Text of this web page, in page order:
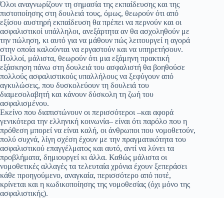
Όλοι αναγνωρίζουν τη σημασία της εκπαίδευσης και της
πιστοποίησης στη δουλειά τους, όμως, θεωρούν ότι από
εξίσου αυστηρή εκπαίδευση θα πρέπει να περνούν και οι
ασφαλιστικοί υπάλληλοι, ανεξάρτητα αν θα ασχοληθούν με
την πώληση, κι αυτό για να μάθουν πώς λειτουργεί η αγορά
στην οποία καλούνται να εργαστούν και να υπηρετήσουν.
Πολλοί, μάλιστα, θεωρούν ότι μια εξάμηνη πρακτική
εξάσκηση πάνω στη δουλειά του ασφαλιστή θα βοηθούσε
πολλούς ασφαλιστικούς υπαλλήλους να ξεφύγουν από
αγκυλώσεις, που δυσκολεύουν τη δουλειά του
διαμεσολαβητή και κάνουν δύσκολη τη ζωή του
ασφαλισμένου.
Εκείνο που διαπιστώνουν οι περισσότεροι –και αφορά
γενικότερα την ελληνική κοινωνία– είναι ότι παρόλο που η
πρόθεση μπορεί να είναι καλή, οι άνθρωποι που νομοθετούν,
πολύ συχνά, λίγη σχέση έχουν με την πραγματικότητα του
ασφαλιστικού επαγγέλματος και αυτό, αντί να λύνει τα
προβλήματα, δημιουργεί κι άλλα. Καθώς μάλιστα οι
νομοθετικές αλλαγές τα τελευταία χρόνια έχουν ξεπεράσει
κάθε προηγούμενο, αναγκαία, περισσότερο από ποτέ,
κρίνεται και η κωδικοποίησης της νομοθεσίας (όχι μόνο της
ασφαλιστικής).